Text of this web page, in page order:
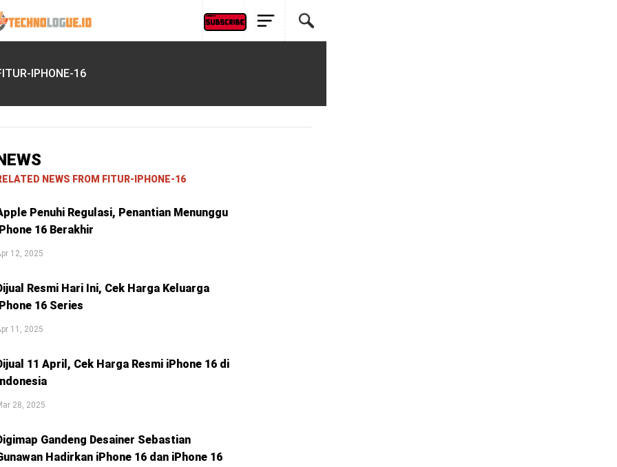
IPHONE-16
NEWS FROM FITUR-IPHONE-16
Penuhi Regulasi, Penantian Menunggu
16 Berakhir
12, 2025
Resmi Hari Ini, Cek Harga Keluarga
16 Series
11, 2025
11 April, Cek Harga Resmi iPhone 16 di
28, 2025
Gandeng Desainer Sebastian
Hadirkan iPhone 16 dan iPhone 16